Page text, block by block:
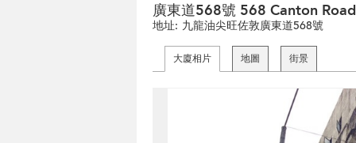
廣東道568號 568 Canton Road
地址: 九龍油尖旺佐敦廣東道568號
大廈相片 地圖 街景